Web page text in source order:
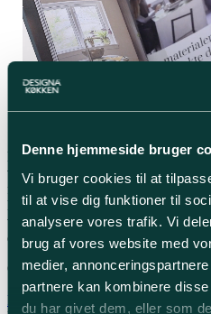
Denne hjemmeside bruger
Vi bruger cookies til at
til at vise dig funktioner til
analysere vores trafik. Vi
brug af vores website med
medier,
partnere kan kombinere
du har givet dem, eller som
Oplev bordpladerne
Designa samarbejder med nøje
vores passion for kvalitet og
fra anerkendte mærker, der leverer
kombinerer funktionalitet med
vores leverandører for at sikre, at
er smukt, men også bygget til at
Oplev produkterne i vores butikker
Find Designa butik
Hent vores